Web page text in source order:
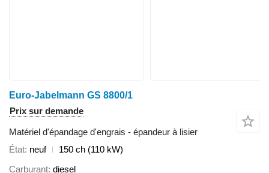
Euro-Jabelmann GS 8800/1
Prix sur demande
Matériel d'épandage d'engrais - épandeur à lisier
État neuf
150 ch (110 kW)
Carburant diesel